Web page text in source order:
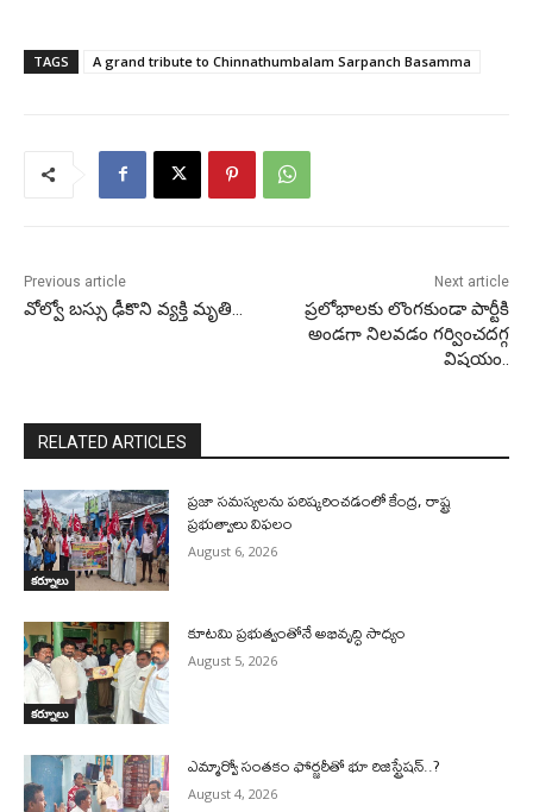
TAGS A grand tribute to Chinnathumbalam Sarpanch Basamma
Previous article
వోల్వో బస్సు ఢీకొని వ్యక్తి మృతి…
Next article
ప్రలోభాలకు లొంగకుండా పార్టీకి
అండగా నిలవడం గర్వించదగ్గ
విషయం..
RELATED ARTICLES
కర్నూలు
ప్రజా సమస్యలను పరిష్కరించడంలో కేంద్ర, రాష్ట్ర
ప్రభుత్వాలు విఫలం
August 6, 2026
కర్నూలు
కూటమి ప్రభుత్వంతోనే అభివృద్ధి సాధ్యం
August 5, 2026
ఎమ్మార్వో సంతకం ఫోర్జరీతో భూ రిజిస్ట్రేషన్..?
August 4, 2026